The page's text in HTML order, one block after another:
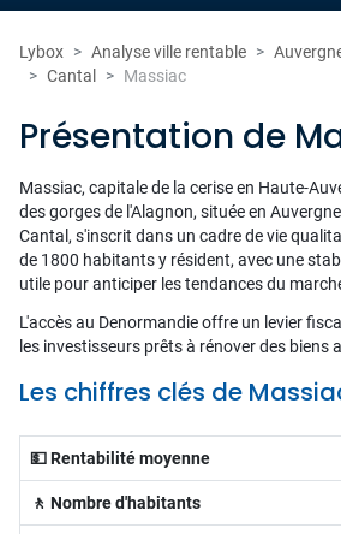
Lybox Analyse ville rentable
Cantal
Massiac
Présentation de
Massiac, capitale de la cerise en Haute-
des gorges de l'Alagnon, située en
Cantal, s'inscrit dans un cadre de vie
de 1800 habitants y résident, avec une
utile pour anticiper les tendances du
L'accès au Denormandie offre un levier
les investisseurs prêts à rénover des biens
Les chiffres clés de
💵 Rentabilité moyenne
🚶 Nombre d'habitants